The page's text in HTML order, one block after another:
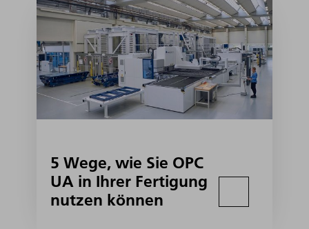
5 Wege, wie Sie OPC
UA in Ihrer Fertigung
nutzen können